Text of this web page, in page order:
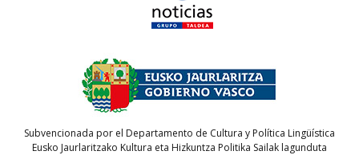
Subvencionada por el Departamento de Cultura y Política Lingüística
Eusko Jaurlaritzako Kultura eta Hizkuntza Politika Sailak lagunduta